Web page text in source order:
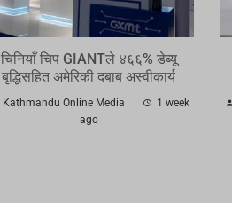
चिनियाँ चिप GIANTले ४६६% डेब्यू
बृद्धिसहित अमेरिकी दबाब अस्वीकार्य
Kathmandu Online Media
1 week
ago